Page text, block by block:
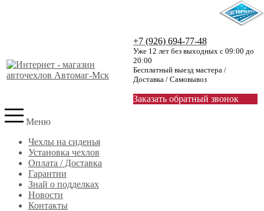
+7 (926) 694-77-48
Уже 12 лет без выходных с 09:00 до
20:00
Бесплатный выезд мастера /
Доставка / Самовывоз
Заказать обратный звонок
Меню
Чехлы на сиденья
Установка чехлов
Оплата / Доставка
Гарантии
Знай о подделках
Новости
Контакты